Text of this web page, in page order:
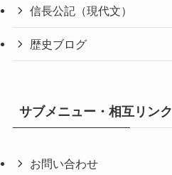
信長公記（現代文）
歴史ブログ
サブメニュー・相互リンク
お問い合わせ